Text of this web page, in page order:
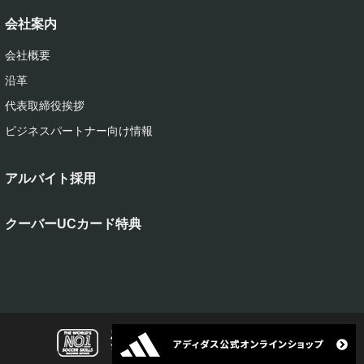
会社案内
会社概要
沿革
代表取締役挨拶
ビジネスパートナー向け情報
アルバイト採用
クーバーUCカード特典